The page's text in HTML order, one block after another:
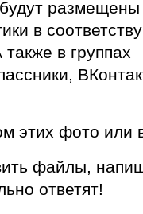
размещены
в
в группах
этих фото или
файлы,
ответят!